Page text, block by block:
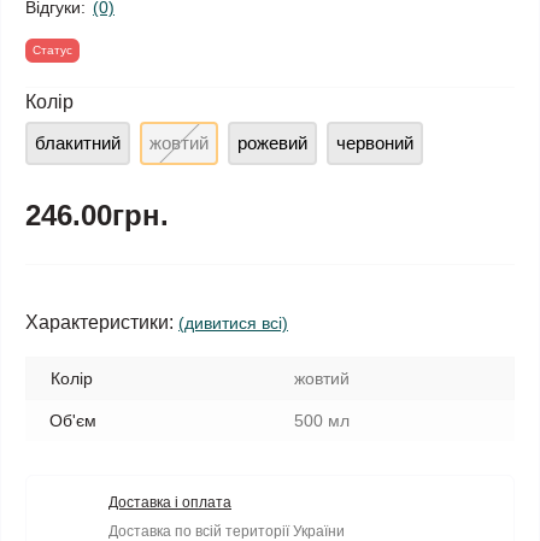
Відгуки: (0)
Статус
Колір
блакитний
жовтий рожевий червоний
246.00грн.
Характеристики: (дивитися всі)
Колір жовтий
Об'єм 500 мл
Доставка і оплата
Доставка по всій території України